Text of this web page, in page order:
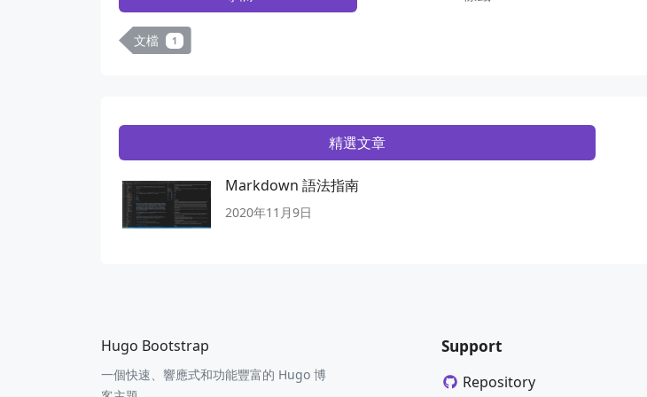
文檔 1
精選文章
Markdown 語法指南
2020年11月9日
Hugo Bootstrap
一個快速、響應式和功能豐富的 Hugo 博
Support
Repository